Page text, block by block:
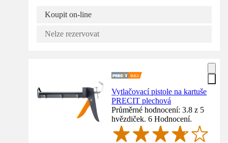
Koupit on-line
Nelze rezervovat
Vytlačovací pistole na kartuše
PRECIT plechová
Průměrné hodnocení: 3.8 z 5
hvězdiček. 6 Hodnocení.